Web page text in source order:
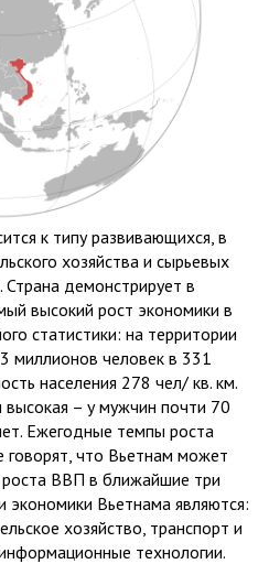
к типу развивающихся, в
хозяйства и сырьевых
демонстрирует в
высокий рост экономики в
статистики: на территории
миллионов человек в 331
населения 278 чел/ кв. км.
– у мужчин почти 70
Ежегодные темпы роста
что Вьетнам может
ВВП в ближайшие три
экономики Вьетнама являются:
хозяйство, транспорт и
технологии.